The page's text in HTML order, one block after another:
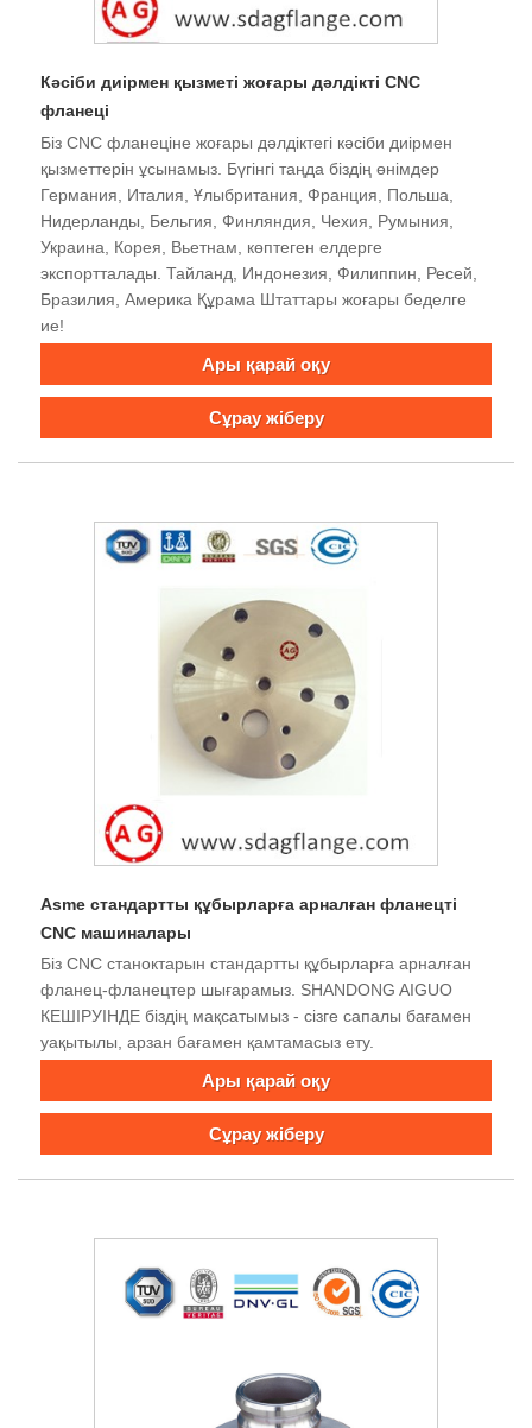
Кәсіби диірмен қызметі жоғары дәлдікті CNC
фланеці
Біз CNC фланеціне жоғары дәлдіктегі кәсіби диірмен
қызметтерін ұсынамыз. Бүгінгі таңда біздің өнімдер
Германия, Италия, Ұлыбритания, Франция, Польша,
Нидерланды, Бельгия, Финляндия, Чехия, Румыния,
Украина, Корея, Вьетнам, көптеген елдерге
экспортталады. Тайланд, Индонезия, Филиппин, Ресей,
Бразилия, Америка Құрама Штаттары жоғары беделге
ие!
Ары қарай оқу
Сұрау жіберу
Asme стандартты құбырларға арналған фланецті
CNC машиналары
Біз CNC станоктарын стандартты құбырларға арналған
фланец-фланецтер шығарамыз. SHANDONG AIGUO
КЕШІРУІНДЕ біздің мақсатымыз - сізге сапалы бағамен
уақытылы, арзан бағамен қамтамасыз ету.
Ары қарай оқу
Сұрау жіберу